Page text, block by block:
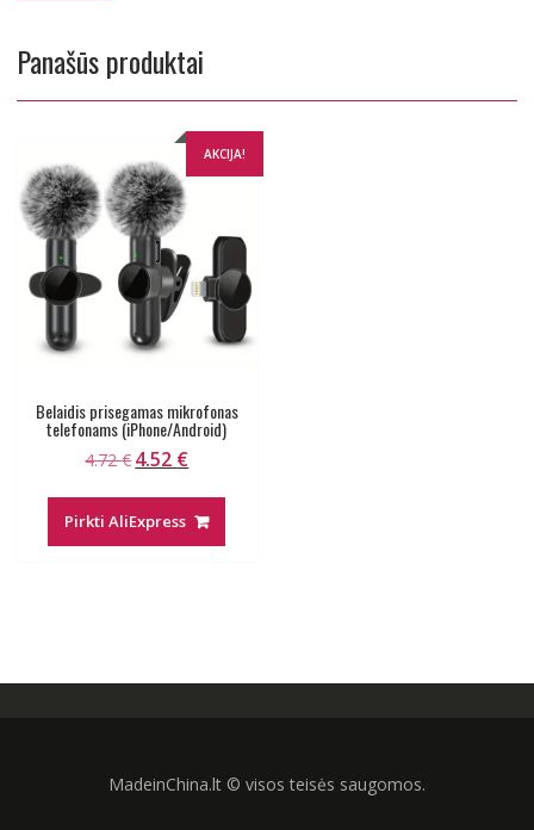
Panašūs produktai
AKCIJA!
Belaidis prisegamas mikrofonas
telefonams (iPhone/Android)
4.72€ Original
4.72 €.
4.52 €Current
4.52 €.
Pirkti AliExpress
MadeinChina.lt © visos teisės saugomos.